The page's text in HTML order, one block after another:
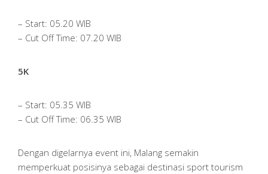
– Start: 05.20 WIB
– Cut Off Time: 07.20 WIB
5K
– Start: 05.35 WIB
– Cut Off Time: 06.35 WIB
Dengan digelarnya event ini, Malang semakin
memperkuat posisinya sebagai destinasi sport tourism